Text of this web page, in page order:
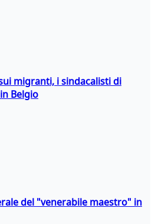
migranti, i sindacalisti di
Belgio
del "venerabile maestro" in